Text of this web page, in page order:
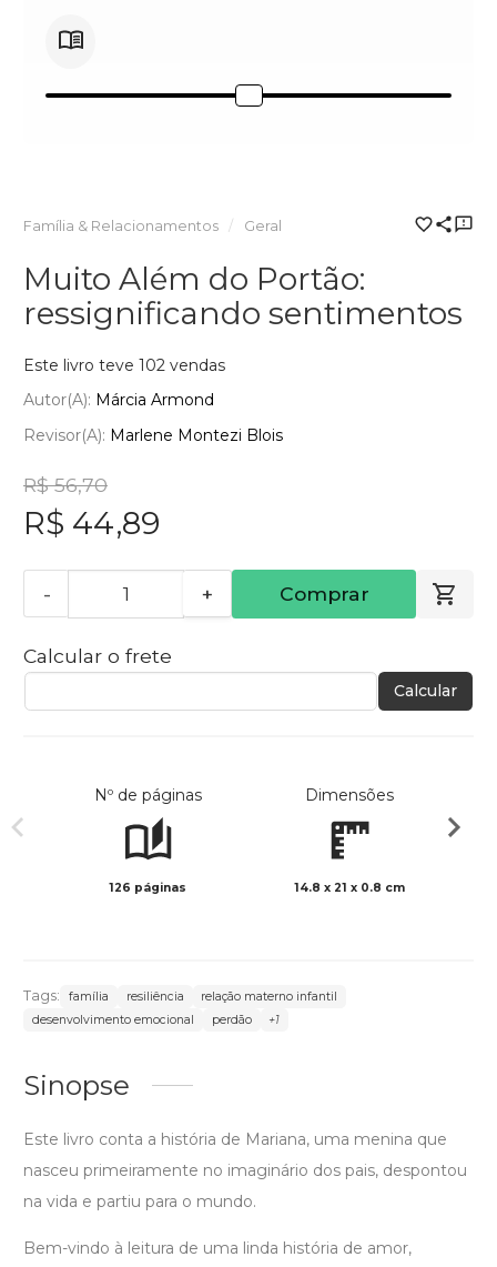
Família & Relacionamentos Geral
Muito Além do Portão:
ressignificando sentimentos
Este livro teve 102 vendas
Autor(a): Márcia Armond
Revisor(a): Marlene Montezi Blois
R$ 56,70
R$ 44,89
- + Comprar
Calcular o frete
Calcular
Nº de páginas
126 páginas
Dimensões
14.8 x 21 x 0.8 cm
Tags: família resiliência
relação materno infantil
desenvolvimento emocional
perdão +1
Sinopse
Este livro conta a história de Mariana, uma menina que
nasceu primeiramente no imaginário dos pais, despontou
na vida e partiu para o mundo.
Bem-vindo à leitura de uma linda história de amor,